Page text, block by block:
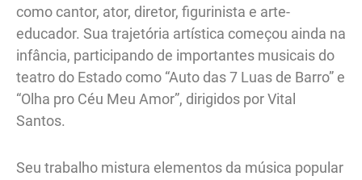
como cantor, ator, diretor, figurinista e arte-
educador. Sua trajetória artística começou ainda na
infância, participando de importantes musicais do
teatro do Estado como “Auto das 7 Luas de Barro” e
“Olha pro Céu Meu Amor”, dirigidos por Vital
Santos.
Seu trabalho mistura elementos da música popular